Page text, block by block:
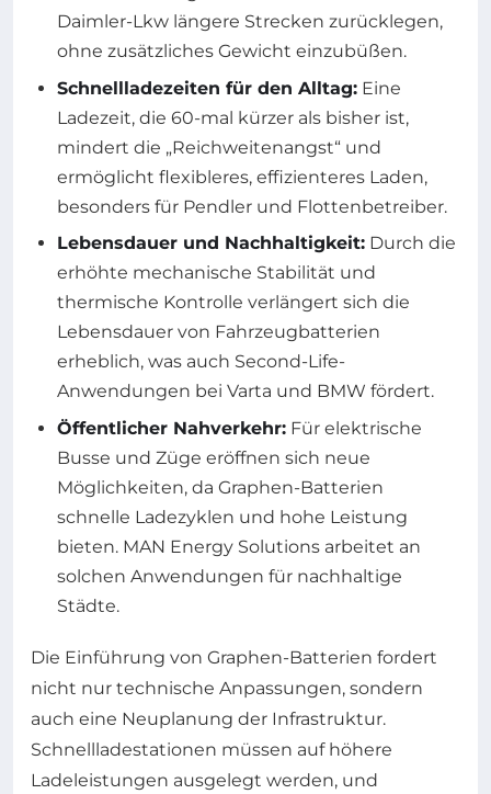
Daimler-Lkw längere Strecken zurücklegen,
ohne zusätzliches Gewicht einzubüßen.
Schnellladezeiten für den Alltag: Eine
Ladezeit, die 60-mal kürzer als bisher ist,
mindert die „Reichweitenangst“ und
ermöglicht flexibleres, effizienteres Laden,
besonders für Pendler und Flottenbetreiber.
Lebensdauer und Nachhaltigkeit: Durch die
erhöhte mechanische Stabilität und
thermische Kontrolle verlängert sich die
Lebensdauer von Fahrzeugbatterien
erheblich, was auch Second-Life-
Anwendungen bei Varta und BMW fördert.
Öffentlicher Nahverkehr: Für elektrische
Busse und Züge eröffnen sich neue
Möglichkeiten, da Graphen-Batterien
schnelle Ladezyklen und hohe Leistung
bieten. MAN Energy Solutions arbeitet an
solchen Anwendungen für nachhaltige
Städte.
Die Einführung von Graphen-Batterien fordert
nicht nur technische Anpassungen, sondern
auch eine Neuplanung der Infrastruktur.
Schnellladestationen müssen auf höhere
Ladeleistungen ausgelegt werden, und